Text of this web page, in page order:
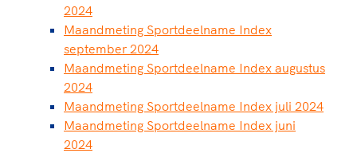
2024
Maandmeting Sportdeelname Index
september 2024
Maandmeting Sportdeelname Index augustus
2024
Maandmeting Sportdeelname Index juli 2024
Maandmeting Sportdeelname Index juni
2024